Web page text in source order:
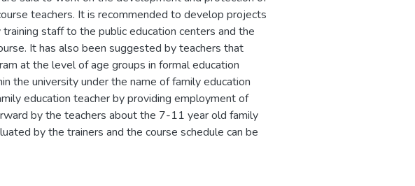
teachers. It is recommended to develop projects
staff to the public education centers and the
It has also been suggested by teachers that
at the level of age groups in formal education
the university under the name of family education
education teacher by providing employment of
by the teachers about the 7-11 year old family
by the trainers and the course schedule can be